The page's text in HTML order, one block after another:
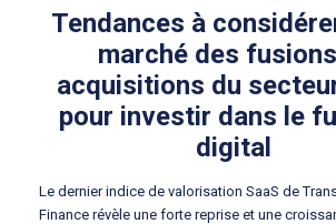
Tendances à
marché des
acquisitions du
pour investir dans le
digital
Le dernier indice de valorisation SaaS de
Finance révèle une forte reprise et une